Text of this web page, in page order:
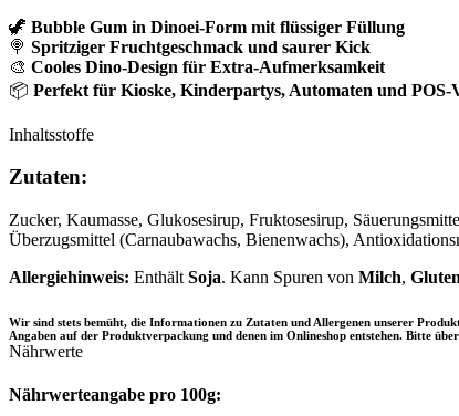
🦖 Bubble Gum in Dinoei-Form mit flüssiger Füllung
🍭 Spritziger Fruchtgeschmack und saurer Kick
🎨 Cooles Dino-Design für Extra-Aufmerksamkeit
📦 Perfekt für Kioske, Kinderpartys, Automaten und POS-
Inhaltsstoffe
Zutaten:
Zucker, Kaumasse, Glukosesirup, Fruktosesirup,
Überzugsmittel (Carnaubawachs, Bienenwachs),
Allergiehinweis: Enthält Soja. Kann Spuren von Milch, Gluten
Wir sind stets bemüht, die Informationen zu Zutaten und Allergenen unserer
Angaben auf der Produktverpackung und denen im Onlineshop entstehen. Bitte
Nährwerte
Nährwerteangabe pro 100g: